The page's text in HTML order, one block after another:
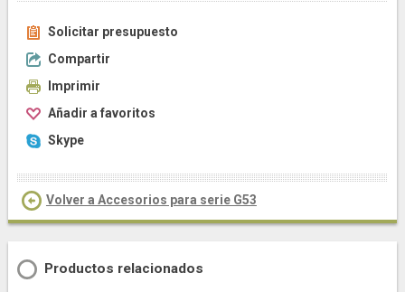
Solicitar presupuesto
Compartir
Imprimir
Añadir a favoritos
Skype
Volver a Accesorios para serie G53
Productos relacionados